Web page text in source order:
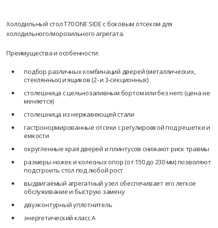
Холодильный стол T70 ONE SIDE с боковым отсеком для
холодильного/морозильного агрегата.
Преимущества и особенности:
подбор различных комбинаций дверей (металлических,
стеклянных) и ящиков (2- и 3-секционных)
столешница с цельнозаливным бортом или без него (цена не
меняется)
столешница из нержавеющей стали
гастронормированные отсеки с регулировкой под решетки и
емкости
округленные края дверей и плинтусов снижают риск травмы
размеры ножек и колесных опор (от 150 до 230 мм) позволяют
подстроить стол под любой рост
выдвигаемый агрегатный узел обеспечивает его легкое
обслуживание и быструю замену
двухконтурный уплотнитель
энергетический класс А